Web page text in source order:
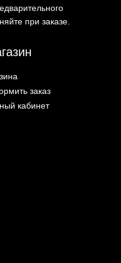
при заказе.
заказ
кабинет